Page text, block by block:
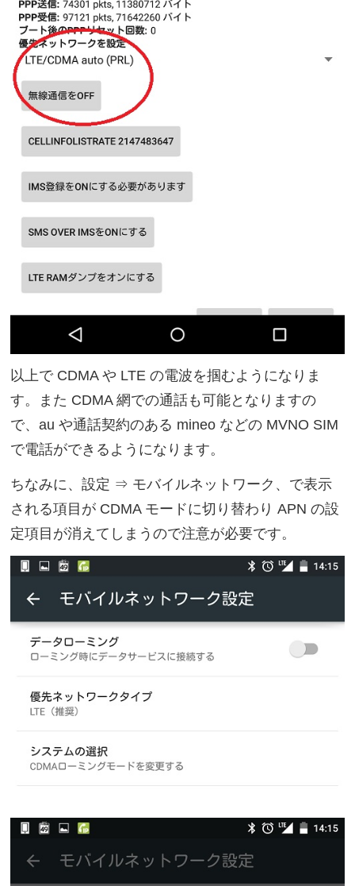
以上で CDMA や LTE の電波を掴むようになりま
す。また CDMA 網での通話も可能となりますの
で、au や通話契約のある mineo などの MVNO SIM
で電話ができるようになります。
ちなみに、設定 ⇒ モバイルネットワーク、で表示
される項目が CDMA モードに切り替わり APN の設
定項目が消えてしまうので注意が必要です。